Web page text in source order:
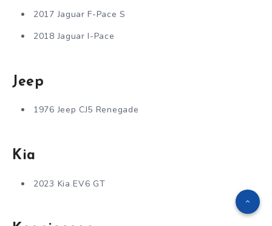
2017 Jaguar F-Pace S
2018 Jaguar I-Pace
Jeep
1976 Jeep CJ5 Renegade
Kia
2023 Kia EV6 GT